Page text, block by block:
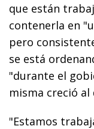
que están
contenerla en
pero
se está
"durante el
misma creció al
"Estamos